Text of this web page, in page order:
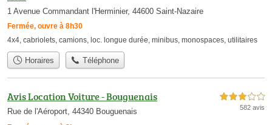
1 Avenue Commandant l'Herminier, 44600 Saint-Nazaire
Fermée, ouvre à 8h30
4x4 cabriolets camions loc. longue durée minibus monospaces utilitaires
Horaires Téléphone
Avis Location Voiture - Bouguenais
Rue de l'Aéroport, 44340 Bouguenais
3,0 étoiles sur 5
582 avis